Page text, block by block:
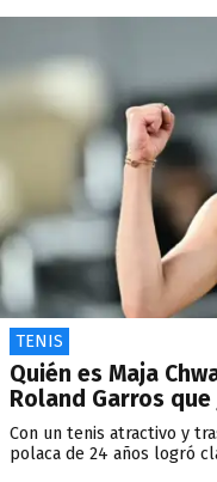
TENIS
Quién es Maja
Roland Garros
Con un tenis atractivo y
polaca de 24 años logró